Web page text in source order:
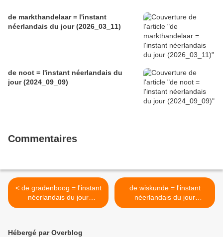
de markthandelaar = l'instant
néerlandais du jour (2026_03_11)
de noot = l'instant néerlandais du
jour (2024_09_09)
Commentaires
< de gradenboog = l'instant
néerlandais du jour
(2023_03_03)
de wiskunde = l'instant
néerlandais du jour
(2023_03_07) >
Hébergé par Overblog